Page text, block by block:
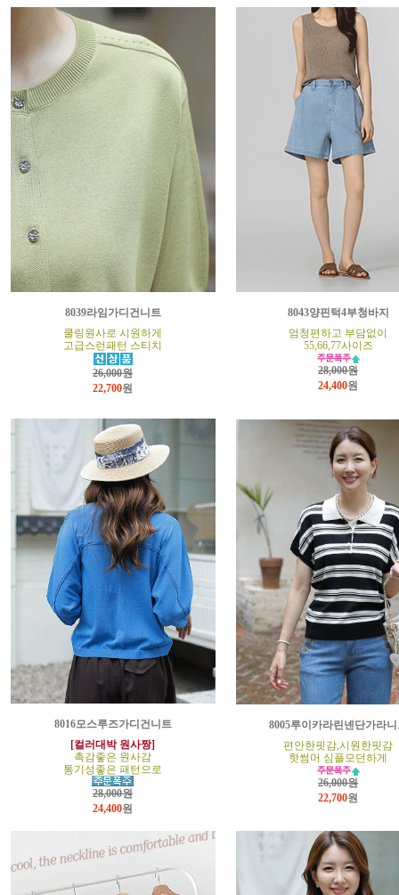
8039라임가디건니트
쿨링원사로 시원하게
고급스런패턴 스티치
26,000원
22,700원
8043양핀턱4부청바지
엄청편하고 부담없이
55,66,77사이즈
28,000원
24,400원
8016모스루즈가디건니트
[컬러대박 원사짱]
촉감좋은 원사감
통기성좋은 패턴으로
28,000원
24,400원
8005루이카라린넨단가라니
편안한핏감,시원한핏감
핫썸머 심플모던하게
26,000원
22,700원